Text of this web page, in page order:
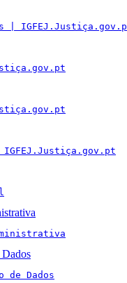
|
IGFEJ.Justiça.gov.pt
Dados
de Dados